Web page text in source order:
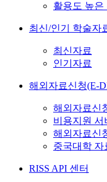
활용도 높은
최신/인기 학술자
최신자료
인기자료
해외자료신청(E-
해외자료신
비용지원 서
해외자료신
중국대학 자
RISS API 센터